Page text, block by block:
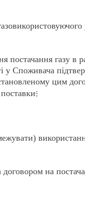
газу в
у Споживача
цим
;
на